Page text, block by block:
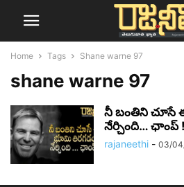
Home Tags Shane warne 97
shane warne 97
నీ బంతిని చూసే
నేర్చింది… ఛాంప్ !
rajaneethi - 03/